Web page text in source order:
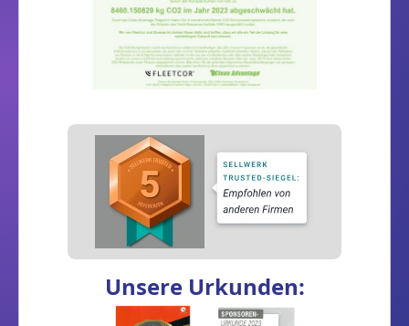
Unsere Urkunden: